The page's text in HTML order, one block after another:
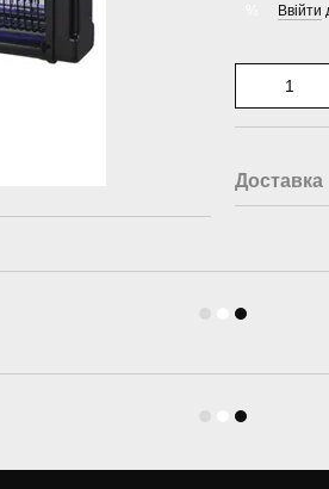
Ввійти
Доставка